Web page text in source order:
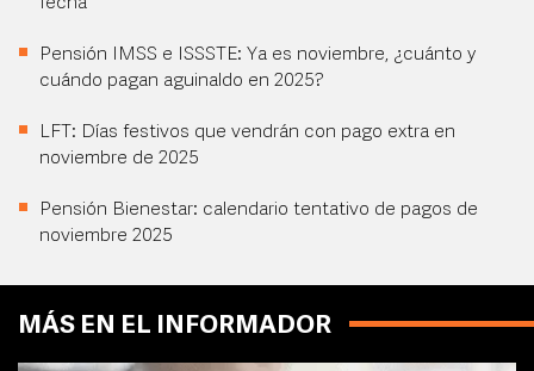
Pensión IMSS e ISSSTE: Ya es noviembre, ¿cuánto y
cuándo pagan aguinaldo en 2025?
LFT: Días festivos que vendrán con pago extra en
noviembre de 2025
Pensión Bienestar: calendario tentativo de pagos de
noviembre 2025
MÁS EN EL INFORMADOR